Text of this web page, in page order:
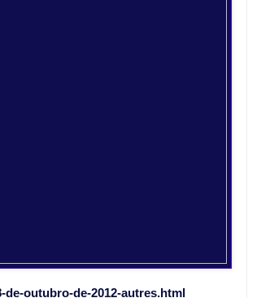
outubro-de-2012-autres.html